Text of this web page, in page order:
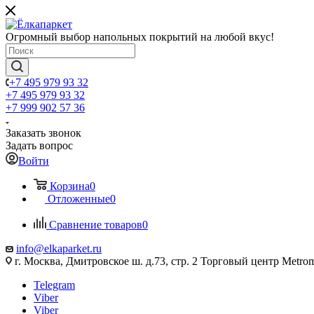
Огромный выбор напольных покрытий на любой вкус!
+7 495 979 93 32
+7 495 979 93 32
+7 999 902 57 36
Заказать звонок
Задать вопрос
Войти
Корзина0
Отложенные0
Сравнение товаров0
info@elkaparket.ru
г. Москва, Дмитровское ш. д.73, стр. 2 Торговый центр
Telegram
Viber
Viber